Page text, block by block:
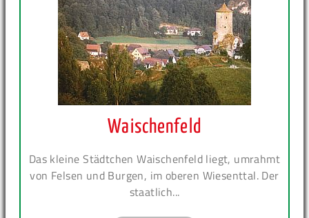
Waischenfeld
Das kleine Städtchen Waischenfeld liegt, umrahmt
von Felsen und Burgen, im oberen Wiesenttal. Der
staatlich...